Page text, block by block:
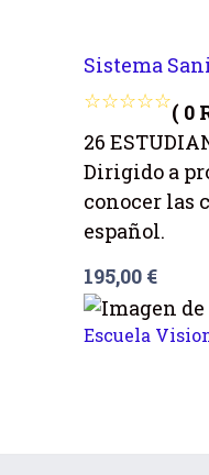
Sistema
( 0
26
Dirigido a
conocer las
español.
195,00 €
Escuela